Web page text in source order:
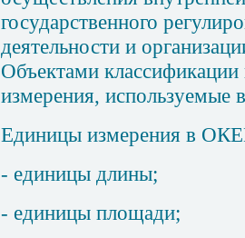
государственного
деятельности и
Объектами
измерения, используемые
Единицы измерения в
- единицы длины;
- единицы площади;